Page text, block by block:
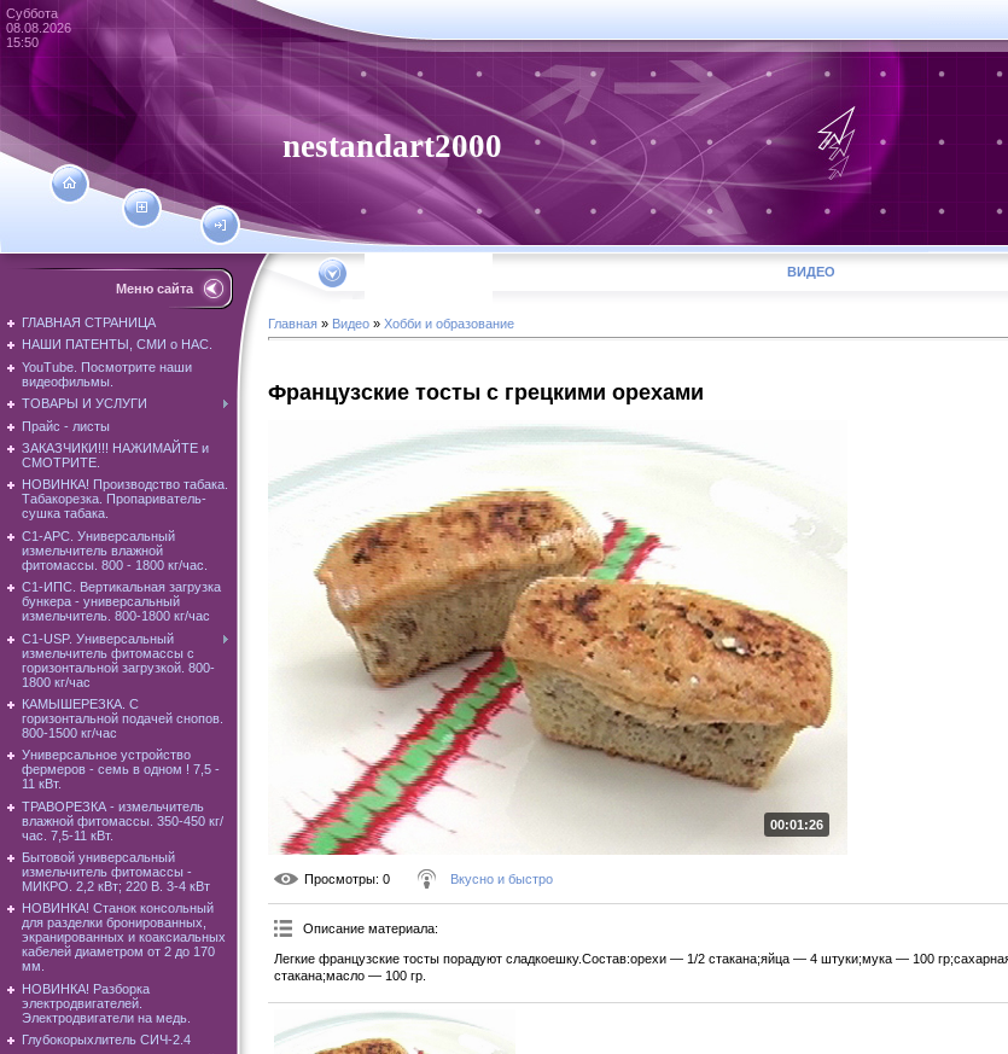
Суббота
08.08.2026
15:50
nestandart2000
Меню сайта
ГЛАВНАЯ СТРАНИЦА
НАШИ ПАТЕНТЫ, СМИ о НАС.
YouTube. Посмотрите наши
видеофильмы.
ТОВАРЫ И УСЛУГИ
Прайс - листы
ЗАКАЗЧИКИ!!! НАЖИМАЙТЕ и
СМОТРИТЕ.
НОВИНКА! Производство табака.
Табакорезка. Пропариватель-
сушка табака.
С1-АРС. Универсальный
измельчитель влажной
фитомассы. 800 - 1800 кг/час.
C1-ИПС. Вертикальная загрузка
бункера - универсальный
измельчитель. 800-1800 кг/час
С1-USP. Универсальный
измельчитель фитомассы с
горизонтальной загрузкой. 800-
1800 кг/час
КАМЫШЕРЕЗКА. С
горизонтальной подачей снопов.
800-1500 кг/час
Универсальное устройство
фермеров - семь в одном ! 7,5 -
11 кВт.
ТРАВОРЕЗКА - измельчитель
влажной фитомассы. 350-450 кг/
час. 7,5-11 кВт.
Бытовой универсальный
измельчитель фитомассы -
МИКРО. 2,2 кВт; 220 В. 3-4 кВт
НОВИНКА! Станок консольный
для разделки бронированных,
экранированных и коаксиальных
кабелей диаметром от 2 до 170
мм.
НОВИНКА! Разборка
электродвигателей.
Электродвигатели на медь.
Глубокорыхлитель СИЧ-2.4
ВИДЕО
Главная » Видео » Хобби и образование
Французские тосты с грецкими орехами
00:01:26
Просмотры: 0 Вкусно и быстро
Описание материала:
Легкие французские тосты порадуют сладкоешку.Состав:орехи — 1/2 стакана;яйца — 4 штуки;мука — 100
стакана;масло — 100 гр.